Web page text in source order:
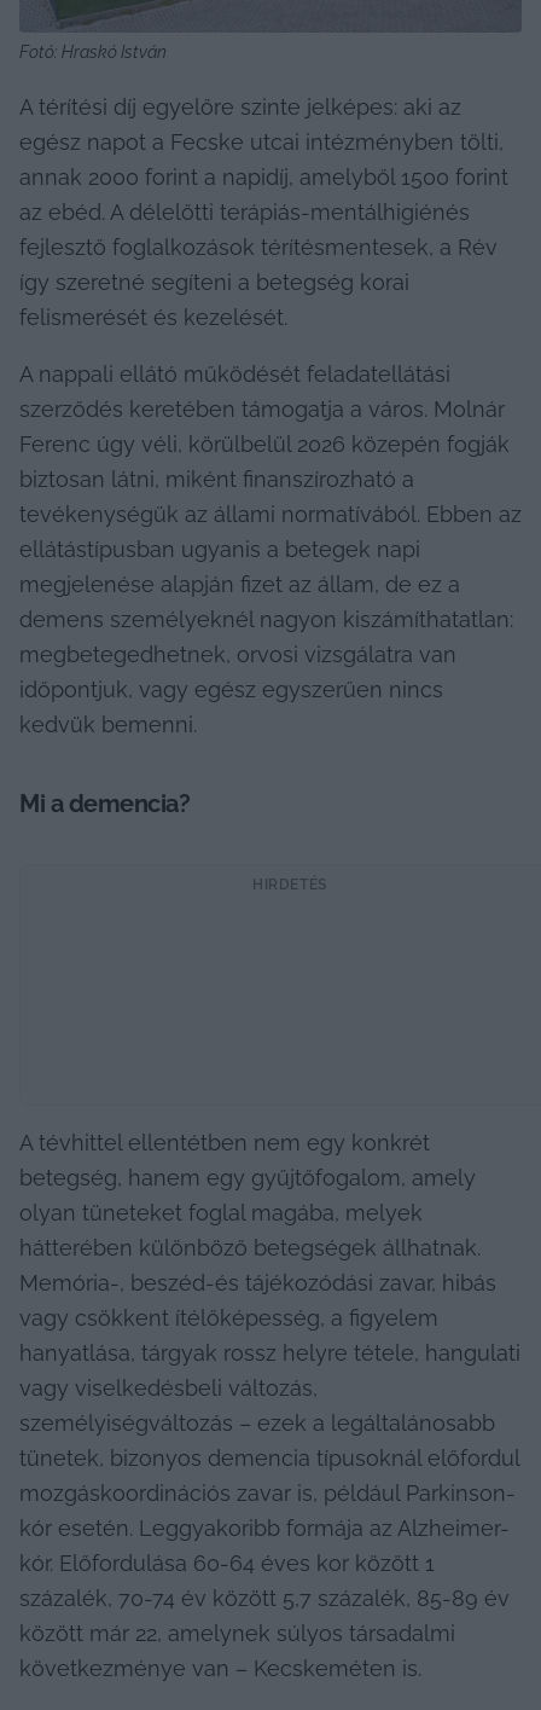
Fotó: Hraskó István
A térítési díj egyelőre szinte jelképes: aki az
egész napot a Fecske utcai intézményben tölti,
annak 2000 forint a napidíj, amelyből 1500 forint
az ebéd. A délelőtti terápiás-mentálhigiénés
fejlesztő foglalkozások térítésmentesek, a Rév
így szeretné segíteni a betegség korai
felismerését és kezelését.
A nappali ellátó működését feladatellátási
szerződés keretében támogatja a város. Molnár
Ferenc úgy véli, körülbelül 2026 közepén fogják
biztosan látni, miként finanszírozható a
tevékenységük az állami normatívából. Ebben az
ellátástípusban ugyanis a betegek napi
megjelenése alapján fizet az állam, de ez a
demens személyeknél nagyon kiszámíthatatlan:
megbetegedhetnek, orvosi vizsgálatra van
időpontjuk, vagy egész egyszerűen nincs
kedvük bemenni.
Mi a demencia?
HIRDETÉS
A tévhittel ellentétben nem egy konkrét
betegség, hanem egy gyűjtőfogalom, amely
olyan tüneteket foglal magába, melyek
hátterében különböző betegségek állhatnak.
Memória-, beszéd-és tájékozódási zavar, hibás
vagy csökkent ítélőképesség, a figyelem
hanyatlása, tárgyak rossz helyre tétele, hangulati
vagy viselkedésbeli változás,
személyiségváltozás – ezek a legáltalánosabb
tünetek, bizonyos demencia típusoknál előfordul
mozgáskoordinációs zavar is, például Parkinson-
kór esetén. Leggyakoribb formája az Alzheimer-
kór. Előfordulása 60-64 éves kor között 1
százalék, 70-74 év között 5,7 százalék, 85-89 év
között már 22, amelynek súlyos társadalmi
következménye van – Kecskeméten is.